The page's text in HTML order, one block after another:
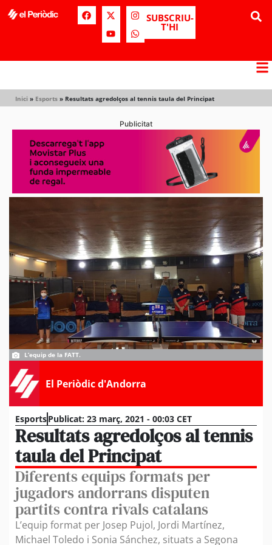
SUBSCRIU-
T'HI
Inici » Esports » Resultats agredolços al tennis taula del Principat
Publicitat
L’equip de la FATT.
El Periòdic d'Andorra
EsportsPublicat: 23 març, 2021 - 00:03 CET
Resultats agredolços al tennis
taula del Principat
Diferents equips formats per
jugadors andorrans disputen
partits contra rivals catalans
L’equip format per Josep Pujol, Jordi Martínez,
Michael Toledo i Sonia Sánchez, situats a Segona